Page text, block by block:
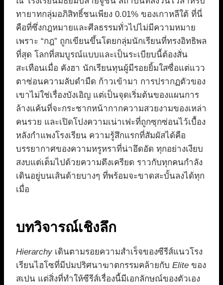
ทายาทกลุ่มอภิสิทธิ์ชนเพียง 0.01% ของเกาหลีใต้ ที่นี่
คือที่ซึ่งกฎหมายและศีลธรรมทั่วไปไม่มีความหมาย
เพราะ “กฎ” ถูกเขียนขึ้นโดยกลุ่มนักเรียนที่ทรงอิทธิพล
ที่สุด โลกที่สมบูรณ์แบบและเป็นระเบียบนี้ต้องสั่น
สะเทือนเมื่อ คังฮา นักเรียนทุนผู้มีรอยยิ้มใสซื่อแต่แวว
ตาซ่อนความลับดำมืด ก้าวเข้ามา การปรากฏตัวของ
เขาไม่ใช่เรื่องบังเอิญ แต่เป็นจุดเริ่มต้นของแผนการ
ล้างแค้นที่จะกระชากหน้ากากความสวยงามของเหล่า
คนรวย และเปิดโปงความเน่าเฟะที่ถูกซุกซ่อนไว้เบื้อง
หลังกำแพงโรงเรียน ความรู้สึกแรกที่สัมผัสได้คือ
บรรยากาศของความหรูหราที่น่าอึดอัด ทุกอย่างเงียบ
สงบแต่เต็มไปด้วยความตึงเครียด ราวกับทุกคนกำลัง
เดินอยู่บนเส้นด้ายบางๆ ที่พร้อมจะขาดสะบั้นลงได้ทุก
เมื่อ
บทวิจารณ์เชิงลึก
Hierarchy เดินตามรอยความสำเร็จของซีรีส์แนวโรง
เรียนไฮโซที่มีปมปริศนาฆาตกรรมคล้ายกับ Elite ของ
สเปน แต่สิ่งที่ทำให้ซีรีส์เรื่องนี้มีเอกลักษณ์ของตัวเอง